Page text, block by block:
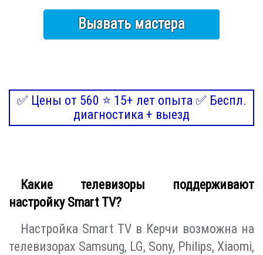
Вызвать мастера
✅ Цены от 560 ⭐ 15+ лет опыта ✅ Беспл.
диагностика + выезд
Какие телевизоры поддерживают
настройку Smart TV?
Настройка Smart TV в Керчи возможна на
телевизорах Samsung, LG, Sony, Philips, Xiaomi,